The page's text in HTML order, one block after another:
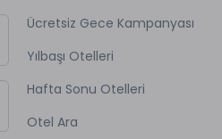
Ücretsiz Gece Kampanyası
Yılbaşı Otelleri
Hafta Sonu Otelleri
Otel Ara